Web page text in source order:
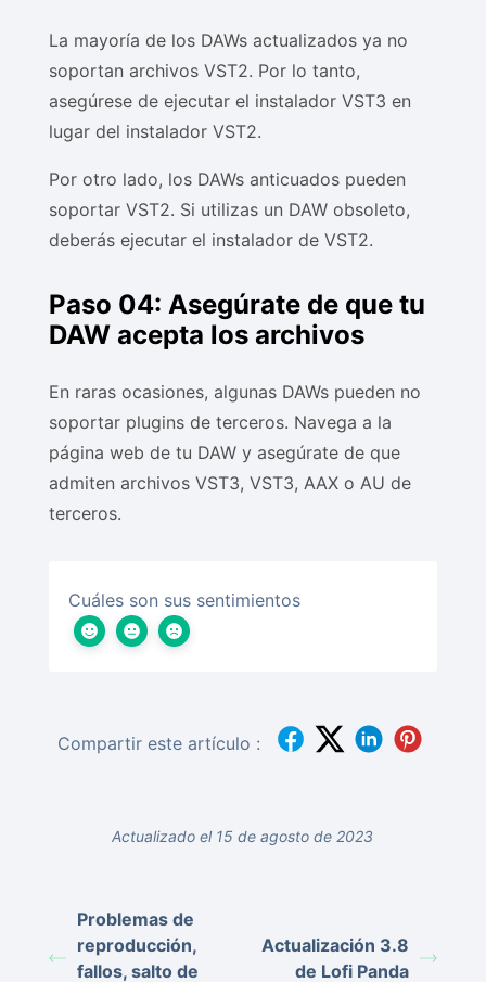
La mayoría de los DAWs actualizados ya no
soportan archivos VST2. Por lo tanto,
asegúrese de ejecutar el instalador VST3 en
lugar del instalador VST2.
Por otro lado, los DAWs anticuados pueden
soportar VST2. Si utilizas un DAW obsoleto,
deberás ejecutar el instalador de VST2.
Paso 04: Asegúrate de que tu
DAW acepta los archivos
En raras ocasiones, algunas DAWs pueden no
soportar plugins de terceros. Navega a la
página web de tu DAW y asegúrate de que
admiten archivos VST3, VST3, AAX o AU de
terceros.
Cuáles son sus sentimientos
Compartir este artículo :
Actualizado el 15 de agosto de 2023
Problemas de
reproducción,
fallos, salto de
Actualización 3.8
de Lofi Panda